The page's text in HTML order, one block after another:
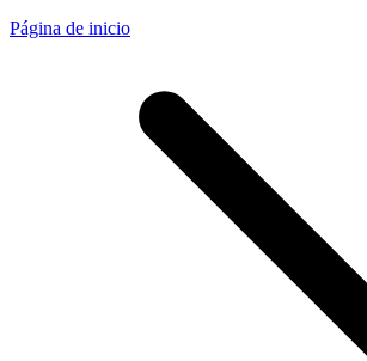
Página de inicio